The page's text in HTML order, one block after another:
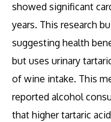
showed significant
years. This research
suggesting health
but uses urinary
of wine intake. This
reported alcohol
that higher tartaric